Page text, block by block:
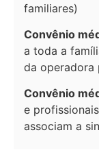
familiares)
Convênio
a toda a
da operadora
Convênio
e
associam a